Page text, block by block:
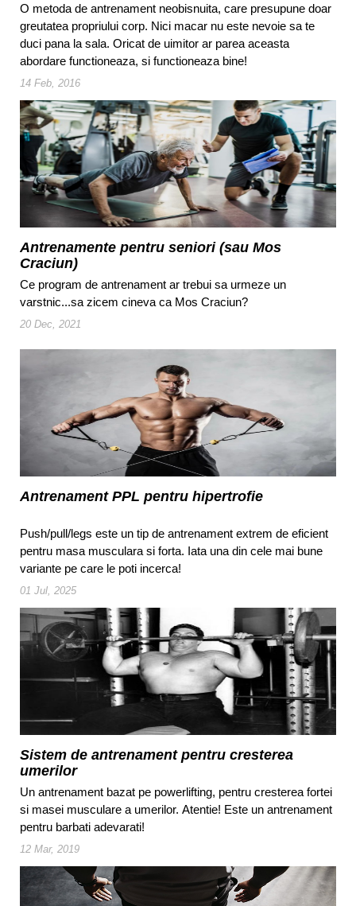
O metoda de antrenament neobisnuita, care presupune doar
greutatea propriului corp. Nici macar nu este nevoie sa te
duci pana la sala. Oricat de uimitor ar parea aceasta
abordare functioneaza, si functioneaza bine!
14 Feb, 2016
Antrenamente pentru seniori (sau Mos
Craciun)
Ce program de antrenament ar trebui sa urmeze un
varstnic...sa zicem cineva ca Mos Craciun?
20 Dec, 2021
Antrenament PPL pentru hipertrofie
Push/pull/legs este un tip de antrenament extrem de eficient
pentru masa musculara si forta. Iata una din cele mai bune
variante pe care le poti incerca!
01 Jul, 2025
Sistem de antrenament pentru cresterea
umerilor
Un antrenament bazat pe powerlifting, pentru cresterea fortei
si masei musculare a umerilor. Atentie! Este un antrenament
pentru barbati adevarati!
12 Mar, 2019